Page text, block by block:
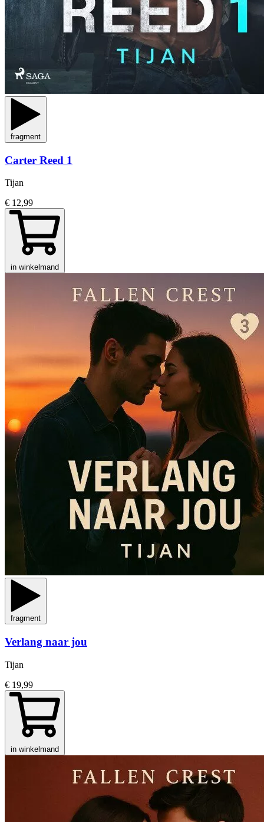
fragment
Carter Reed 1
Tijan
€ 12,99
in winkelmand
fragment
Verlang naar jou
Tijan
€ 19,99
in winkelmand